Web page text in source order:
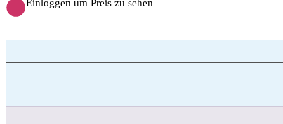
Einloggen um Preis zu sehen